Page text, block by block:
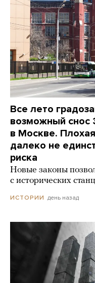
Все лето
возможный снос
в Москве.
далеко не
риска
Новые законы
с исторических
ИСТОРИИ день назад